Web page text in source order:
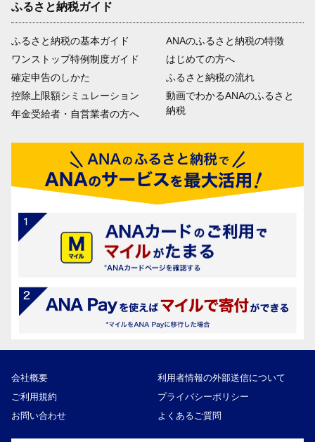
ふるさと納税ガイド
ふるさと納税の基本ガイド
ワンストップ特例制度ガイド
確定申告のしかた
控除上限額シミュレーション
年金受給者・自営業者の方へ
ANAのふるさと納税の特徴
はじめての方へ
ふるさと納税の流れ
動画でわかるANAのふるさと
納税
会社概要
利用者情報の外部送信について
ご利用規約
プライバシーポリシー
お問い合わせ
よくあるご質問